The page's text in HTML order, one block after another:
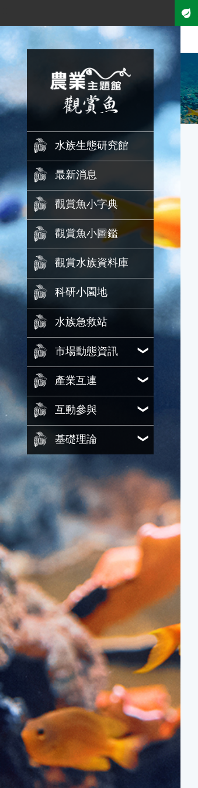
跳到主要內容
農業知識入口網
水族生態研究館
最新消息
觀賞魚小字典
觀賞魚小圖鑑
觀賞水族資料庫
科研小園地
水族急救站
市場動態資訊
產業互連
互動參與
基礎理論